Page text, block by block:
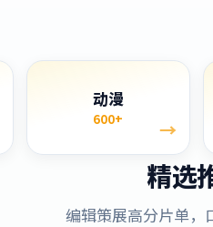
动漫
600+ →
精选
编辑策展高分片单，